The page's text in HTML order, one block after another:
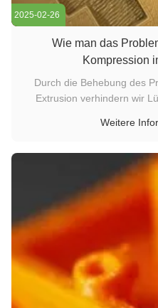
2025-02-26
Wie man das
Kompression
Durch die Behebung des
Extrusion verhindern wir
während des
kommen.Er kann
Weitere